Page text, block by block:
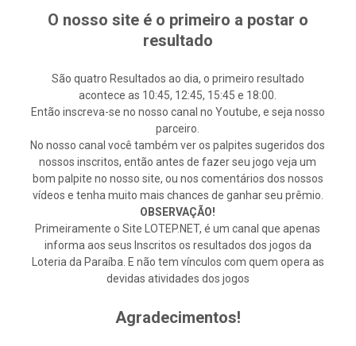
O nosso site é o primeiro a postar o
resultado
São quatro Resultados ao dia, o primeiro resultado
acontece as 10:45, 12:45, 15:45 e 18:00.
Então inscreva-se no nosso canal no Youtube, e seja nosso
parceiro.
No nosso canal você também ver os palpites sugeridos dos
nossos inscritos, então antes de fazer seu jogo veja um
bom palpite no nosso site, ou nos comentários dos nossos
vídeos e tenha muito mais chances de ganhar seu prêmio.
OBSERVAÇÃO!
Primeiramente o Site LOTEP.NET, é um canal que apenas
informa aos seus Inscritos os resultados dos jogos da
Loteria da Paraíba. E não tem vínculos com quem opera as
devidas atividades dos jogos
Agradecimentos!